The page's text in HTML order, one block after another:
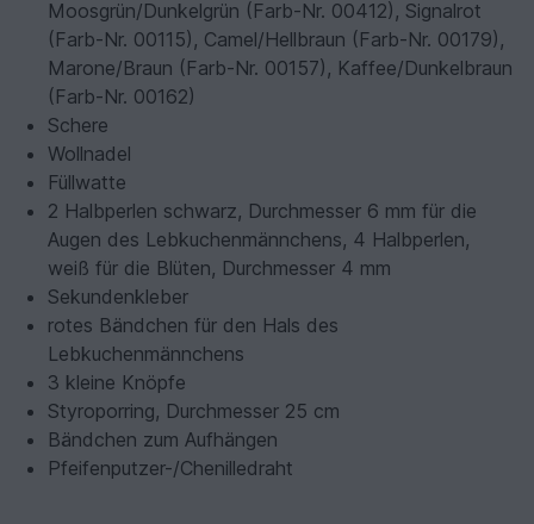
Moosgrün/Dunkelgrün (Farb-Nr. 00412), Signalrot
(Farb-Nr. 00115), Camel/Hellbraun (Farb-Nr. 00179),
Marone/Braun (Farb-Nr. 00157), Kaffee/Dunkelbraun
(Farb-Nr. 00162)
Schere
Wollnadel
Füllwatte
2 Halbperlen schwarz, Durchmesser 6 mm für die
Augen des Lebkuchenmännchens, 4 Halbperlen,
weiß für die Blüten, Durchmesser 4 mm
Sekundenkleber
rotes Bändchen für den Hals des
Lebkuchenmännchens
3 kleine Knöpfe
Styroporring, Durchmesser 25 cm
Bändchen zum Aufhängen
Pfeifenputzer-/Chenilledraht